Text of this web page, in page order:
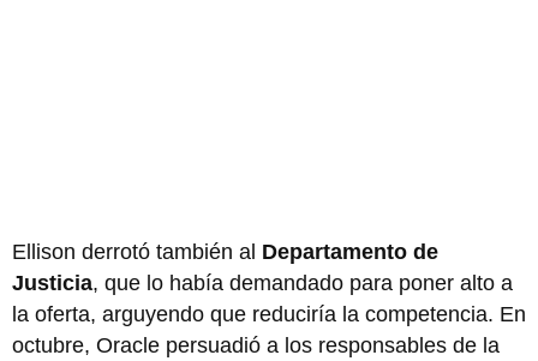
Ellison derrotó también al Departamento de
Justicia, que lo había demandado para poner alto a
la oferta, arguyendo que reduciría la competencia. En
octubre, Oracle persuadió a los responsables de la